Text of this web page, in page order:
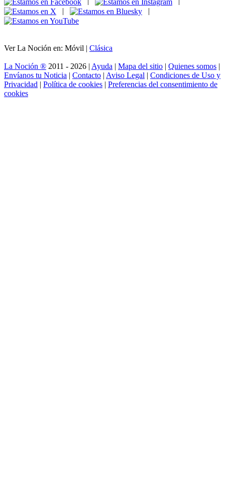
|
|
Ver La Noción en: Móvil | Clásica
La Noción ® 2011 - 2026 | Ayuda | Mapa del sitio | Quienes somos |
Envíanos tu Noticia | Contacto | Aviso Legal | Condiciones de Uso y
Privacidad | Política de cookies | Preferencias del consentimiento de
cookies